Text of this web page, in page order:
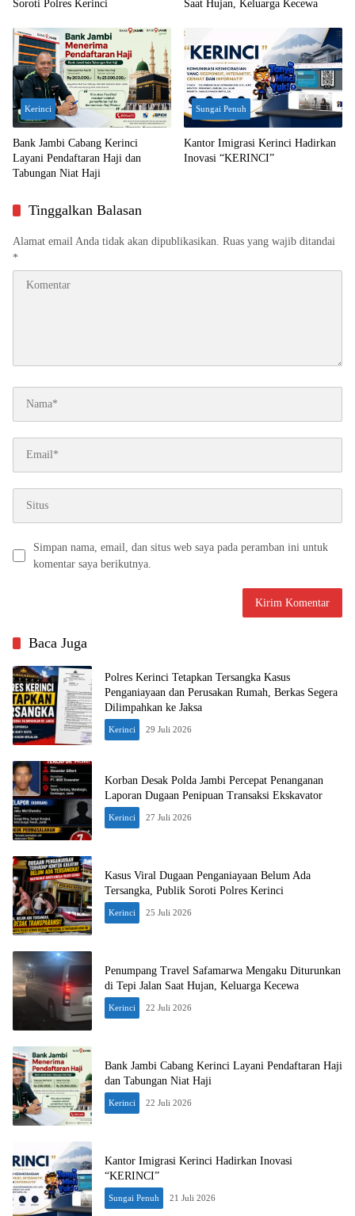
Soroti Polres Kerinci Saat Hujan, Keluarga Kecewa
Kerinci
Bank Jambi Cabang Kerinci
Layani Pendaftaran Haji dan
Tabungan Niat Haji
Sungai Penuh
Kantor Imigrasi Kerinci Hadirkan
Inovasi “KERINCI”
Tinggalkan Balasan
Alamat email Anda tidak akan dipublikasikan. Ruas yang wajib ditandai
*
Simpan nama, email, dan situs web saya pada peramban ini untuk
komentar saya berikutnya.
Baca Juga
Polres Kerinci Tetapkan Tersangka Kasus
Penganiayaan dan Perusakan Rumah, Berkas Segera
Dilimpahkan ke Jaksa
Kerinci 29 Juli 2026
Korban Desak Polda Jambi Percepat Penanganan
Laporan Dugaan Penipuan Transaksi Ekskavator
Kerinci 27 Juli 2026
Kasus Viral Dugaan Penganiayaan Belum Ada
Tersangka, Publik Soroti Polres Kerinci
Kerinci 25 Juli 2026
Penumpang Travel Safamarwa Mengaku Diturunkan
di Tepi Jalan Saat Hujan, Keluarga Kecewa
Kerinci 22 Juli 2026
Bank Jambi Cabang Kerinci Layani Pendaftaran Haji
dan Tabungan Niat Haji
Kerinci 22 Juli 2026
Kantor Imigrasi Kerinci Hadirkan Inovasi
“KERINCI”
Sungai Penuh 21 Juli 2026